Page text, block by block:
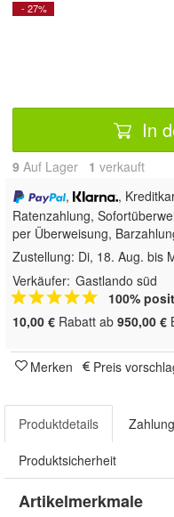
- 27%
In
9 Auf Lager 1 verkauft
,
,
Ratenzahlung,
per Überweisung,
Zustellung: Di, 18. Aug. bis
Verkäufer: Gastlando süd
100%
10,00 € Rabatt ab 950,00 €
Merken Preis
Produktdetails
Produktsicherheit
Artikelmerkmale